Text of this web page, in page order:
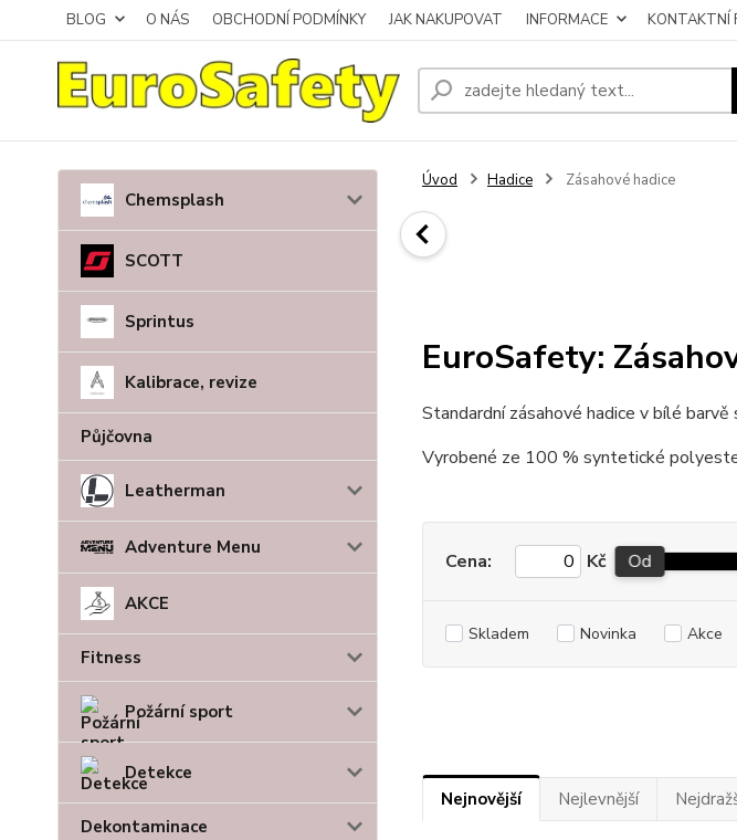
BLOG O NÁS OBCHODNÍ PODMÍNKY JAK NAKUPOVAT INFORMACE KONTAKTNÍ
Chemsplash
SCOTT
Sprintus
Kalibrace, revize
Půjčovna
Leatherman
Adventure Menu
AKCE
Fitness
Požární sport
Detekce
Dekontaminace
Úvod Hadice Zásahové hadice
EuroSafety:
Standardní zásahové hadice v bílé barvě
Vyrobené ze 100 % syntetické
Cena: Kč Od
Skladem Novinka Akce
Nejnovější Nejlevnější